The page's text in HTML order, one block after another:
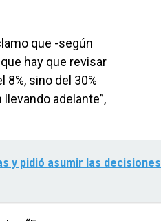
que -según
hay que revisar
8%, sino del 30%
adelante”,
y pidió asumir las decisiones